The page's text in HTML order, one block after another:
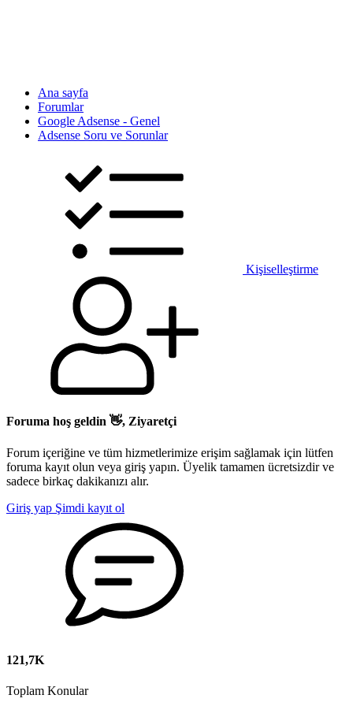
Ana sayfa
Forumlar
Google Adsense - Genel
Adsense Soru ve Sorunlar
Kişiselleştirme
Foruma hoş geldin 👋, Ziyaretçi
Forum içeriğine ve tüm hizmetlerimize erişim sağlamak için lütfen
foruma kayıt olun veya giriş yapın. Üyelik tamamen ücretsizdir ve
sadece birkaç dakikanızı alır.
Giriş yap Şimdi kayıt ol
121,7K
Toplam Konular